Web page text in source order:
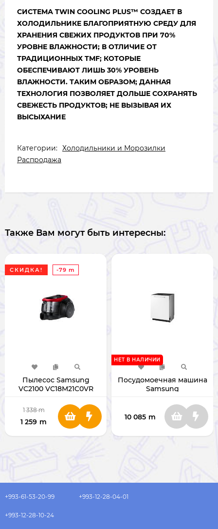
СИСТЕМА TWIN COOLING PLUS™ СОЗДАЕТ В
ХОЛОДИЛЬНИКЕ БЛАГОПРИЯТНУЮ СРЕДУ ДЛЯ
ХРАНЕНИЯ СВЕЖИХ ПРОДУКТОВ ПРИ 70%
УРОВНЕ ВЛАЖНОСТИ; В ОТЛИЧИЕ ОТ
ТРАДИЦИОННЫХ TMF; КОТОРЫЕ
ОБЕСПЕЧИВАЮТ ЛИШЬ 30% УРОВЕНЬ
ВЛАЖНОСТИ. ТАКИМ ОБРАЗОМ; ДАННАЯ
ТЕХНОЛОГИЯ ПОЗВОЛЯЕТ ДОЛЬШЕ СОХРАНЯТЬ
СВЕЖЕСТЬ ПРОДУКТОВ; НЕ ВЫЗЫВАЯ ИХ
ВЫСЫХАНИЕ
Категории: Холодильники и Морозилки
Распродажа
Также Вам могут быть интересны:
СКИДКА! -79 m
Пылесос Samsung
VC2100 VC18M21C0VR
1 338 m
1 259 m
Посудомоечная машина
Samsung
НЕТ В НАЛИЧИИ
10 085 m
+993-61-53-20-99 +993-12-28-04-01
+993-12-28-10-24